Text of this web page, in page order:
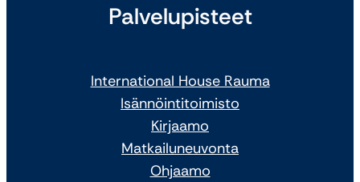
Palvelupisteet
International House Rauma
Isännöintitoimisto
Kirjaamo
Matkailuneuvonta
Ohjaamo